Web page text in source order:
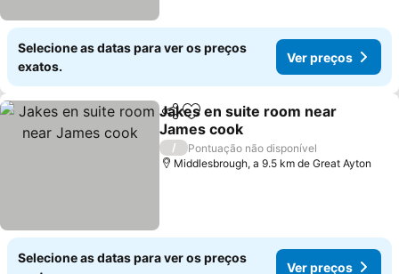
Selecione as datas para ver os preços
exatos.
Ver preços
PartilharAdicionar aos favoritos
Jakes en suite room near
James cook
/
Pontuação não disponível
Middlesbrough, a 9.5 km de Great Ayton
Selecione as datas para ver os preços
Ver preços